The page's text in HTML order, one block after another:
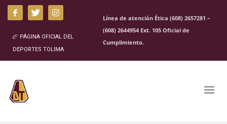
PÁGINA OFICIAL DEL
DEPORTES TOLIMA
Línea de atención Ética (608) 2657281 –
(608) 2644954 Ext. 105 Oficial de
Cumplimiento.